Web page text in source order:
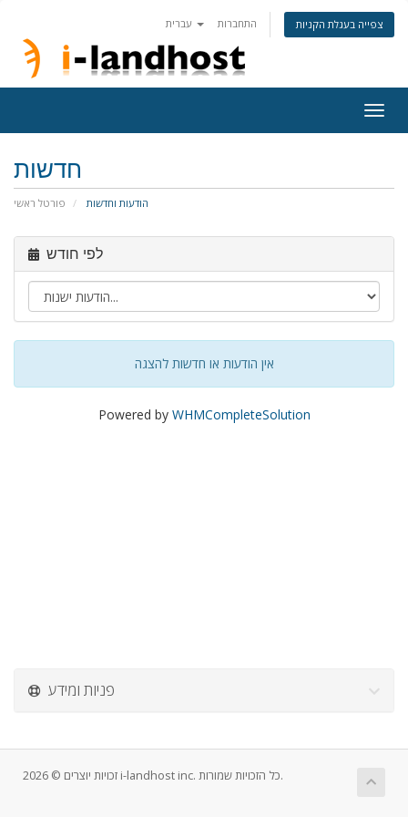
התחברות צפייה בעגלת הקניות
חדשות
פורטל ראשי הודעות וחדשות
לפי חודש
אין הודעות או חדשות להצגה
Powered by WHMCompleteSolution
פניות ומידע
זכויות יוצרים © 2026 i-landhost inc. כל הזכויות שמורות.